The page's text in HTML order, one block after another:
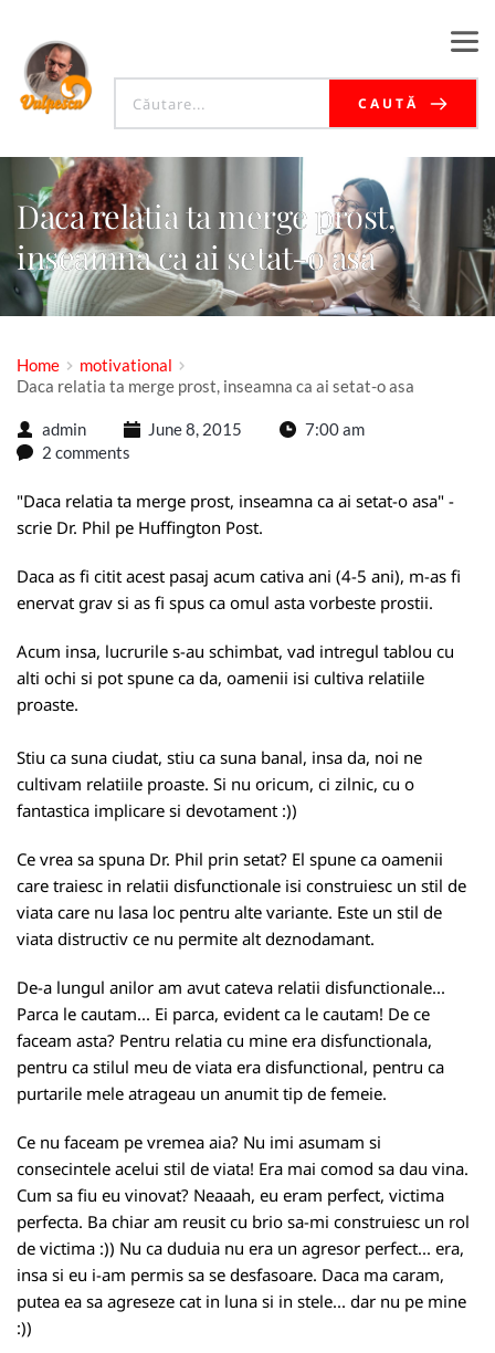
CAUTĂ
Daca relatia ta merge prost,
inseamna ca ai setat-o asa
Home
motivational
Daca relatia ta merge prost, inseamna ca ai setat-o asa
admin June 8, 2015
7:00 am
2 comments
"Daca relatia ta merge prost, inseamna ca ai setat-o asa" -
scrie Dr. Phil pe Huffington Post.
Daca as fi citit acest pasaj acum cativa ani (4-5 ani), m-as fi
enervat grav si as fi spus ca omul asta vorbeste prostii.
Acum insa, lucrurile s-au schimbat, vad intregul tablou cu
alti ochi si pot spune ca da, oamenii isi cultiva relatiile
proaste.
Stiu ca suna ciudat, stiu ca suna banal, insa da, noi ne
cultivam relatiile proaste. Si nu oricum, ci zilnic, cu o
fantastica implicare si devotament :))
Ce vrea sa spuna Dr. Phil prin setat? El spune ca oamenii
care traiesc in relatii disfunctionale isi construiesc un stil de
viata care nu lasa loc pentru alte variante. Este un stil de
viata distructiv ce nu permite alt deznodamant.
De-a lungul anilor am avut cateva relatii disfunctionale...
Parca le cautam... Ei parca, evident ca le cautam! De ce
faceam asta? Pentru relatia cu mine era disfunctionala,
pentru ca stilul meu de viata era disfunctional, pentru ca
purtarile mele atrageau un anumit tip de femeie.
Ce nu faceam pe vremea aia? Nu imi asumam si
consecintele acelui stil de viata! Era mai comod sa dau vina.
Cum sa fiu eu vinovat? Neaaah, eu eram perfect, victima
perfecta. Ba chiar am reusit cu brio sa-mi construiesc un rol
de victima :)) Nu ca duduia nu era un agresor perfect... era,
insa si eu i-am permis sa se desfasoare. Daca ma caram,
putea ea sa agreseze cat in luna si in stele... dar nu pe mine
:))